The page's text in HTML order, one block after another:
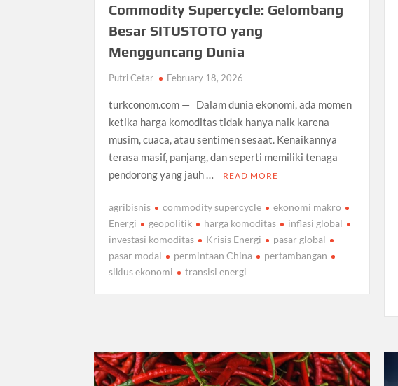
Commodity Supercycle: Gelombang
Besar SITUSTOTO yang
Mengguncang Dunia
Putri Cetar February 18, 2026
turkconom.com — Dalam dunia ekonomi, ada momen
ketika harga komoditas tidak hanya naik karena
musim, cuaca, atau sentimen sesaat. Kenaikannya
terasa masif, panjang, dan seperti memiliki tenaga
pendorong yang jauh …
READ MORE
agribisnis commodity supercycle
ekonomi makro
Energi
geopolitik harga komoditas
inflasi global
investasi komoditas
Krisis Energi
pasar global
pasar modal
permintaan China
pertambangan
siklus ekonomi
transisi energi